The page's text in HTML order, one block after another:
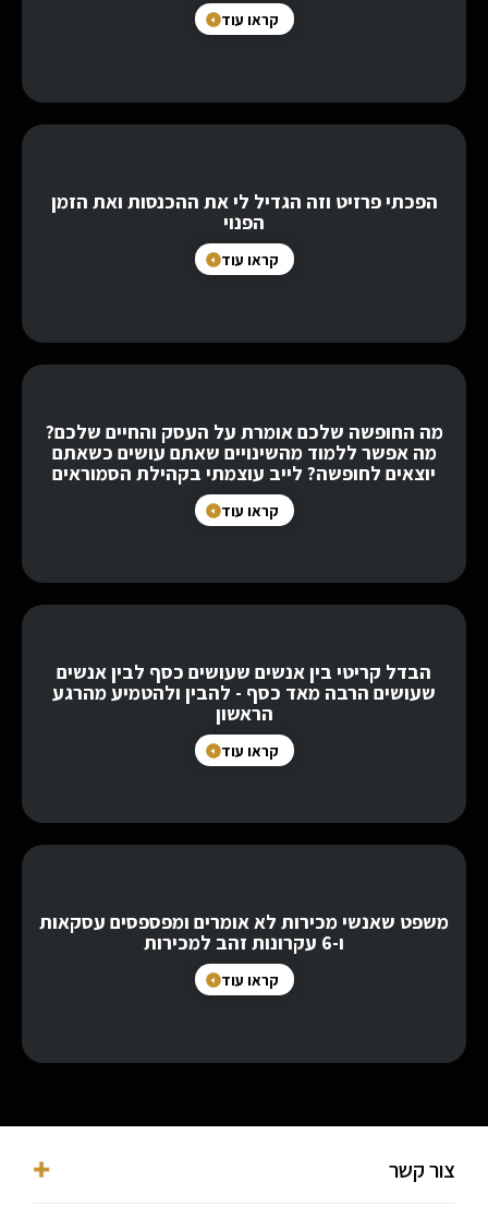
קראו עוד
הפכתי פרזיט וזה הגדיל לי את ההכנסות ואת הזמן
הפנוי
קראו עוד
מה החופשה שלכם אומרת על העסק והחיים שלכם?
מה אפשר ללמוד מהשינויים שאתם עושים כשאתם
יוצאים לחופשה? לייב עוצמתי בקהילת הסמוראים
קראו עוד
הבדל קריטי בין אנשים שעושים כסף לבין אנשים
שעושים הרבה מאד כסף - להבין ולהטמיע מהרגע
הראשון
קראו עוד
משפט שאנשי מכירות לא אומרים ומפספסים עסקאות
ו-6 עקרונות זהב למכירות
קראו עוד
צור קשר